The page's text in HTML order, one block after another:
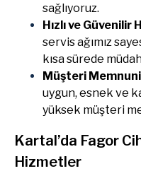
sağlıyoruz.
Hızlı ve Güvenilir
servis ağımız
kısa sürede
Müşteri
uygun, esnek ve
yüksek müşteri
Kartal’da Fagor
Hizmetler